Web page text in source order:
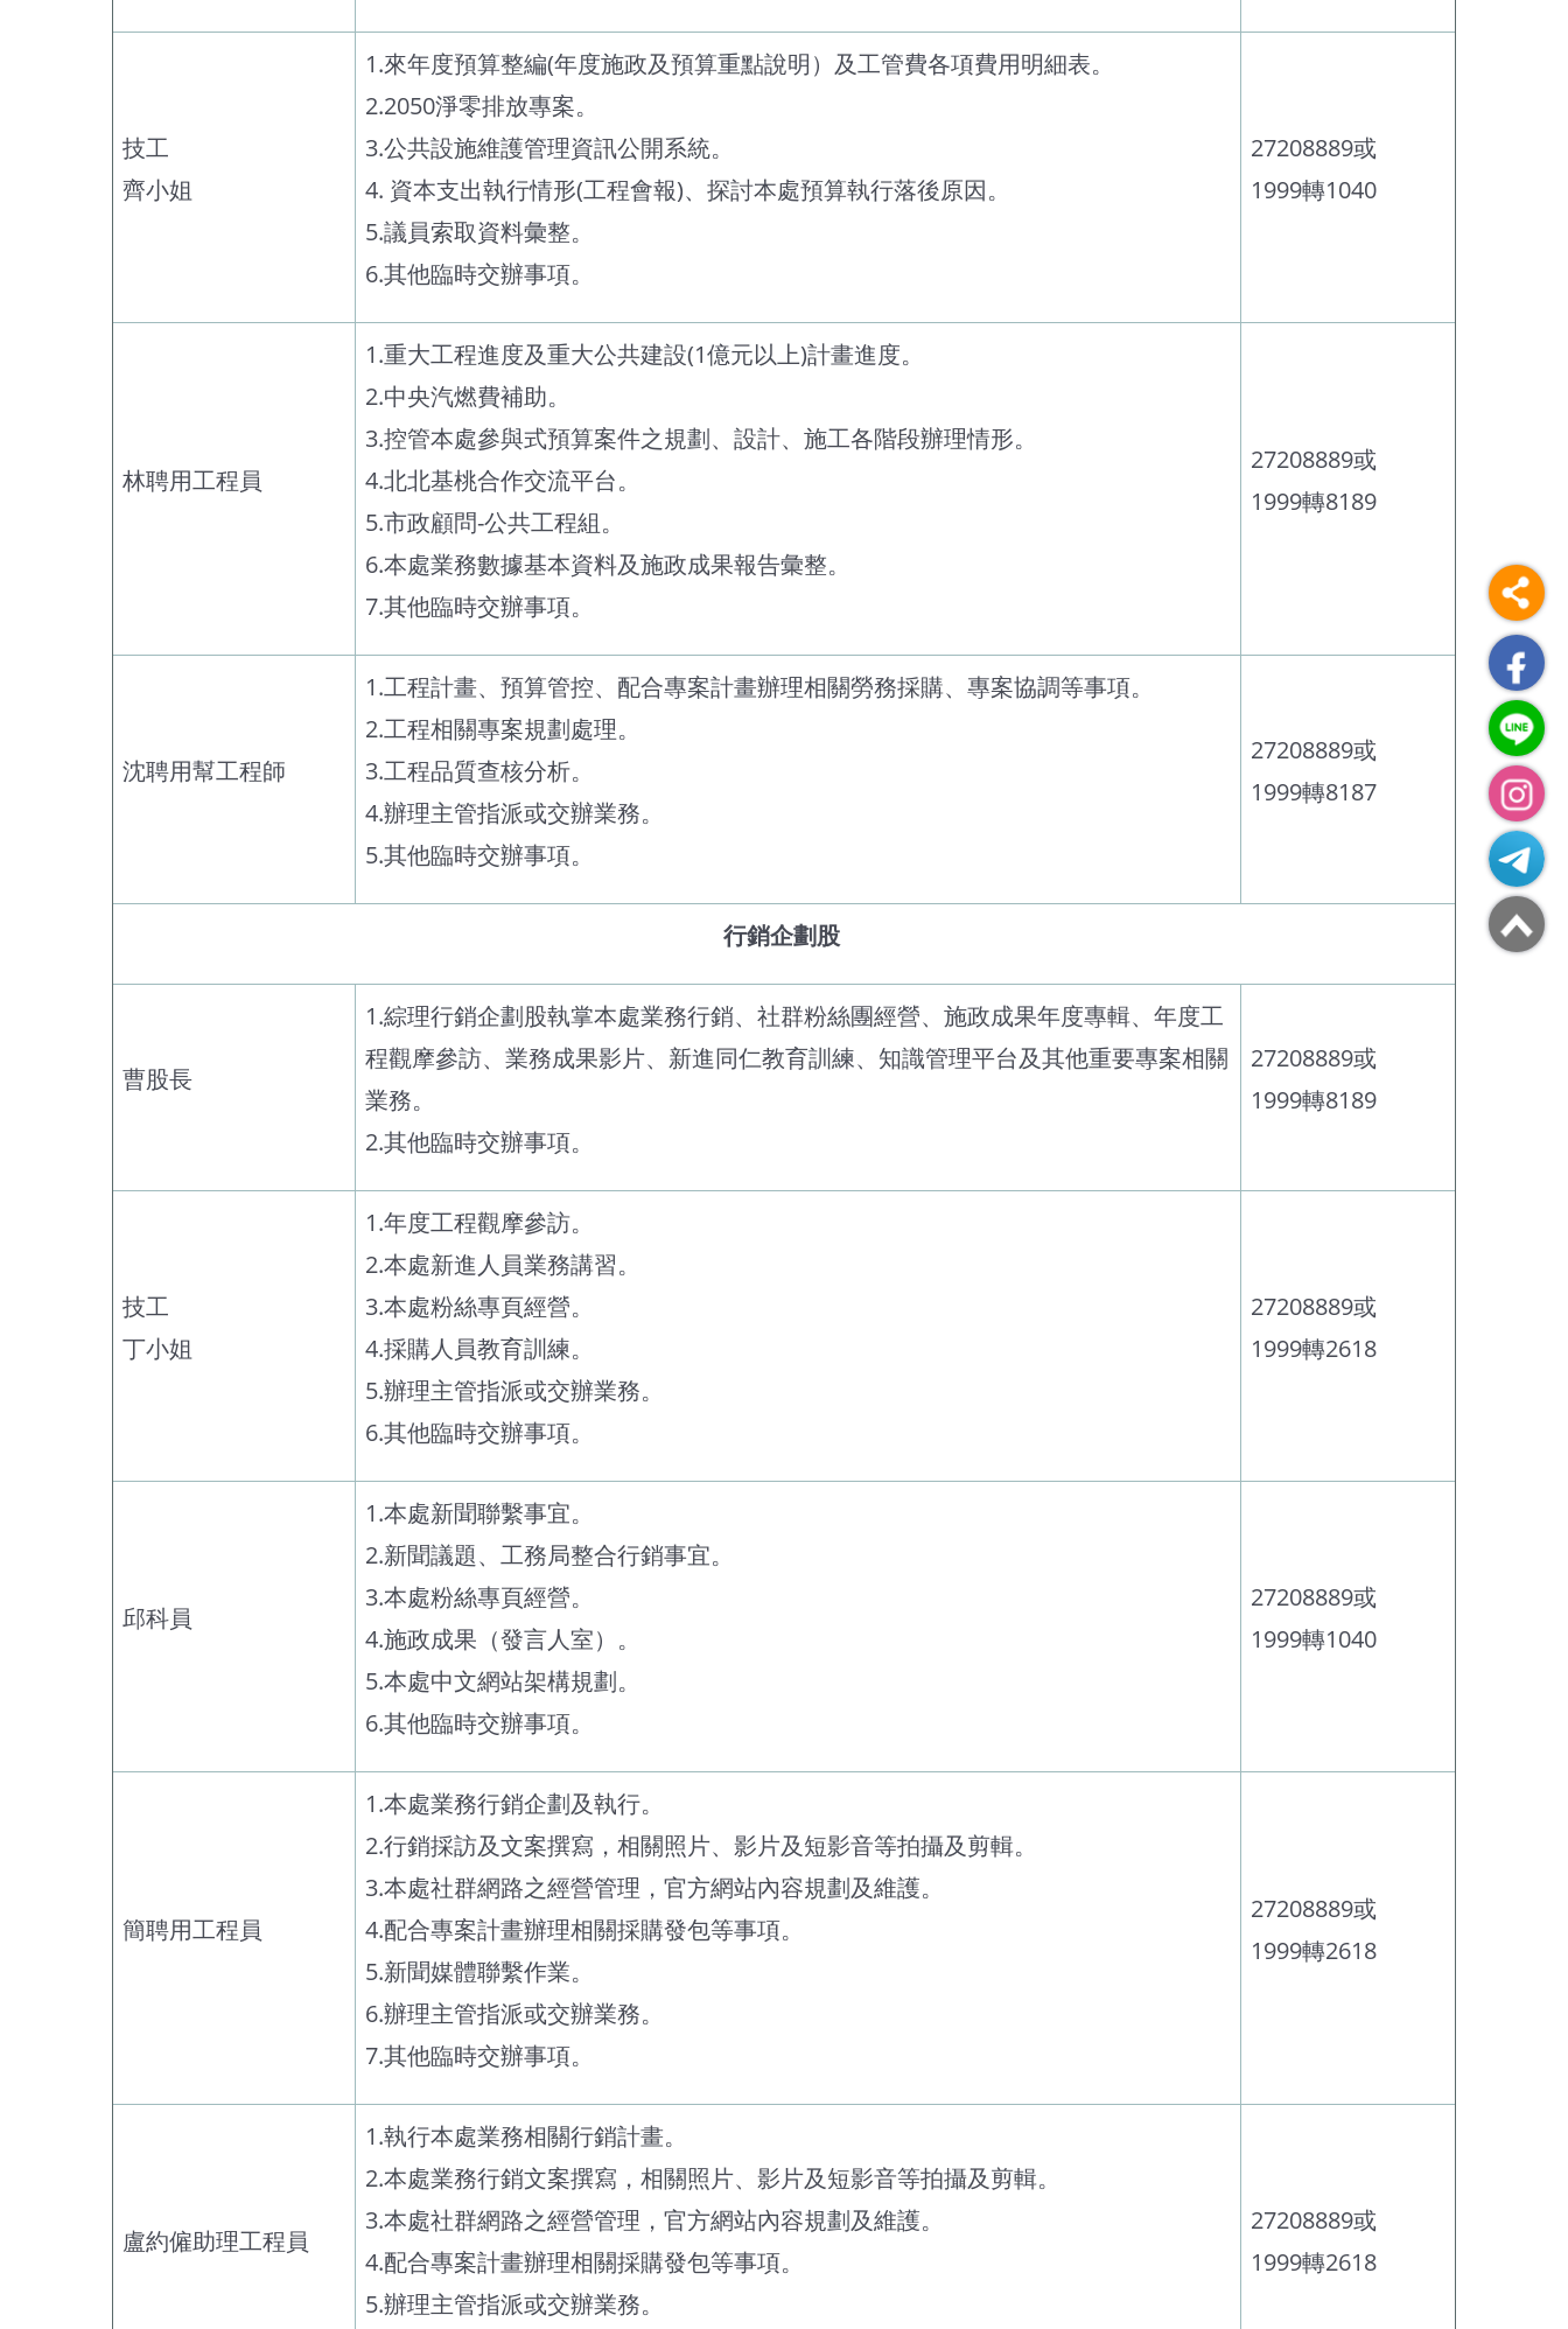
技工
齊小姐
1.來年度預算整編(年度施政及預算重點說明）及工管費各項費用明細表。
2.2050淨零排放專案。
3.公共設施維護管理資訊公開系統。
4. 資本支出執行情形(工程會報)、探討本處預算執行落後原因。
5.議員索取資料彙整。
6.其他臨時交辦事項。
27208889或
1999轉1040
林聘用工程員
1.重大工程進度及重大公共建設(1億元以上)計畫進度。
2.中央汽燃費補助。
3.控管本處參與式預算案件之規劃、設計、施工各階段辦理情形。
4.北北基桃合作交流平台。
5.市政顧問-公共工程組。
6.本處業務數據基本資料及施政成果報告彙整。
7.其他臨時交辦事項。
27208889或
1999轉8189
沈聘用幫工程師
1.工程計畫、預算管控、配合專案計畫辦理相關勞務採購、專案協調等事項。
2.工程相關專案規劃處理。
3.工程品質查核分析。
4.辦理主管指派或交辦業務。
5.其他臨時交辦事項。
27208889或
1999轉8187
行銷企劃股
曹股長
1.綜理行銷企劃股執掌本處業務行銷、社群粉絲團經營、施政成果年度專輯、年度工
程觀摩參訪、業務成果影片、新進同仁教育訓練、知識管理平台及其他重要專案相關
業務。
2.其他臨時交辦事項。
27208889或
1999轉8189
技工
丁小姐
1.年度工程觀摩參訪。
2.本處新進人員業務講習。
3.本處粉絲專頁經營。
4.採購人員教育訓練。
5.辦理主管指派或交辦業務。
6.其他臨時交辦事項。
27208889或
1999轉2618
邱科員
1.本處新聞聯繫事宜。
2.新聞議題、工務局整合行銷事宜。
3.本處粉絲專頁經營。
4.施政成果（發言人室）。
5.本處中文網站架構規劃。
6.其他臨時交辦事項。
27208889或
1999轉1040
簡聘用工程員
1.本處業務行銷企劃及執行。
2.行銷採訪及文案撰寫，相關照片、影片及短影音等拍攝及剪輯。
3.本處社群網路之經營管理，官方網站內容規劃及維護。
4.配合專案計畫辦理相關採購發包等事項。
5.新聞媒體聯繫作業。
6.辦理主管指派或交辦業務。
7.其他臨時交辦事項。
27208889或
1999轉2618
盧約僱助理工程員
1.執行本處業務相關行銷計畫。
2.本處業務行銷文案撰寫，相關照片、影片及短影音等拍攝及剪輯。
3.本處社群網路之經營管理，官方網站內容規劃及維護。
4.配合專案計畫辦理相關採購發包等事項。
5.辦理主管指派或交辦業務。
27208889或
1999轉2618